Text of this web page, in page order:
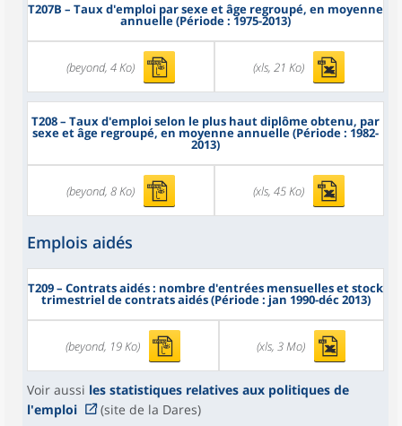
T207B – Taux d'emploi par sexe et âge regroupé, en moyenne
annuelle (Période : 1975-2013)
(beyond, 4 Ko) (xls, 21 Ko)
T208– Taux d'emploi selon le plus haut diplôme obtenu, par
sexe et âge regroupé, en moyenne annuelle (Période : 1982-
2013)
(beyond, 8 Ko) (xls, 45 Ko)
Emplois aidés
T209– Contrats aidés : nombre d'entrées mensuelles et stock
trimestriel de contrats aidés (Période : jan 1990-déc 2013)
(beyond, 19 Ko) (xls, 3 Mo)
Voir aussi les statistiques relatives aux politiques de
l'emploi
(site de la Dares)